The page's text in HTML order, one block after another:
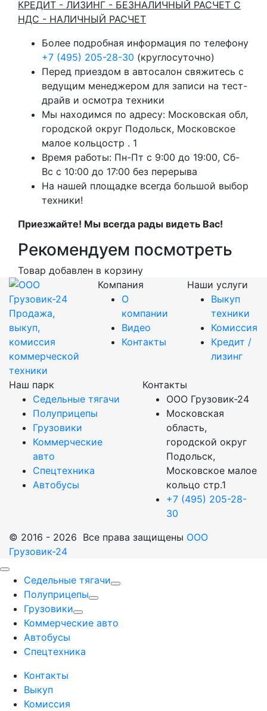
КРЕДИТ - ЛИЗИНГ - БЕЗНАЛИЧНЫЙ РАСЧЕТ С
НДС - НАЛИЧНЫЙ РАСЧЕТ
Более подробная информация по телефону
+7 (495) 205-28-30 (круглосуточно)
Перед приездом в автосалон свяжитесь с
ведущим менеджером для записи на тест-
драйв и осмотра техники
Мы находимся по адресу: Московская обл,
городской округ Подольск, Московское
малое кольцостр . 1
Время работы: Пн-Пт с 9:00 до 19:00, Сб-
Вс с 10:00 до 17:00 без перерыва
На нашей площадке всегда большой выбор
техники!
Приезжайте! Мы всегда рады видеть Вас!
Рекомендуем посмотреть
Товар добавлен в корзину
Продажа,
выкуп,
комиссия
коммерческой
техники
Компания
О
компании
Видео
Контакты
Наши услуги
Выкуп
техники
Комиссия
Кредит /
лизинг
Наш парк
Седельные тягачи
Полуприцепы
Грузовики
Коммерческие
авто
Спецтехника
Автобусы
Контакты
ООО Грузовик-24
Московская
область,
городской округ
Подольск,
Московское малое
кольцо стр.1
+7 (495) 205-28-
30
© 2016 - 2026 Все права защищены ООО
Грузовик-24
Седельные тягачи
Полуприцепы
Грузовики
Коммерческие авто
Автобусы
Спецтехника
Контакты
Выкуп
Комиссия